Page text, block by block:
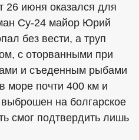
26 июня оказался для
Су-24 майор Юрий
без вести, а труп
с оторванными при
и съеденным рыбами
море почти 400 км и
на болгарское
смог подтвердить лишь